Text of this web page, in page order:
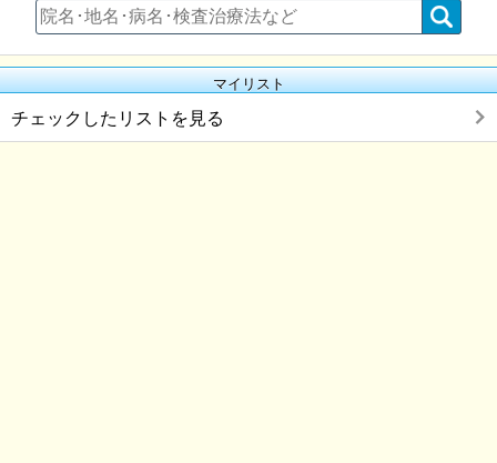
マイリスト
チェックしたリストを見る